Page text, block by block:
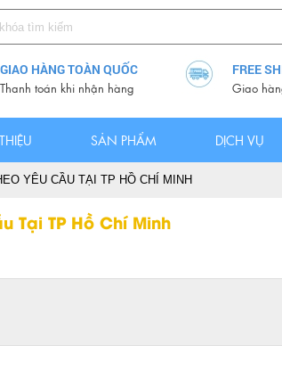
GIAO HÀNG TOÀN QUỐC
Thanh toán khi nhận hàng
FREE
Giao
SẢN PHẨM DỊCH VỤ
YÊU CẦU TẠI TP HỒ CHÍ MINH
Tại TP Hồ Chí Minh